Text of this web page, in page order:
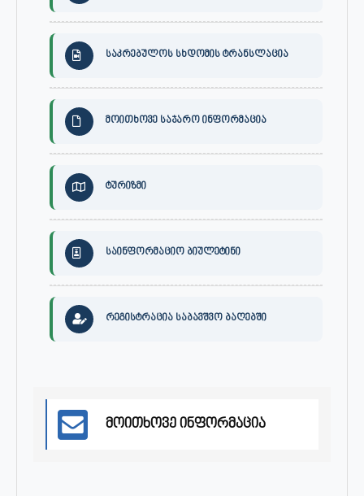
საკრებულოს სხდომის ტრანსლაცია
მოითხოვე საჯარო ინფორმაცია
ტურიზმი
საინფორმაციო ბიულეტინი
რეგისტრაცია საბავშვო ბაღებში
მოითხოვე ინფორმაცია